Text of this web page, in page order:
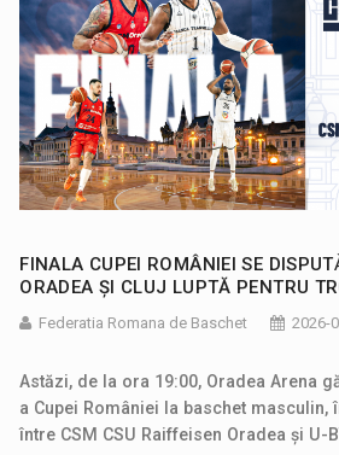
FINALA CUPEI ROMÂNIEI SE
ORADEA ȘI CLUJ LUPTĂ PENTRU
Federatia Romana de Baschet 2026-
Astăzi, de la ora 19:00, Oradea Arena
a Cupei României la baschet
între CSM CSU Raiffeisen Oradea și U-